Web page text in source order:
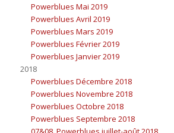
Powerblues Mai 2019
Powerblues Avril 2019
Powerblues Mars 2019
Powerblues Février 2019
Powerblues Janvier 2019
2018
Powerblues Décembre 2018
Powerblues Novembre 2018
Powerblues Octobre 2018
Powerblues Septembre 2018